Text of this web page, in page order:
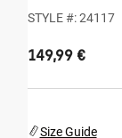
STYLE #:24117
149,99 €
Size Guide